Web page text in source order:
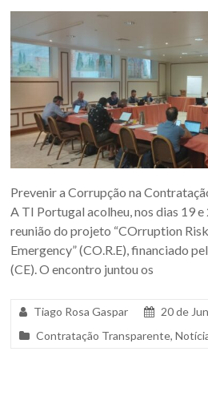
Prevenir a Corrupção na
A TI Portugal acolheu, nos dias 19 e
reunião do projeto “COrruption
Emergency” (CO.R.E), financiado
(CE). O encontro juntou os
Tiago Rosa Gaspar
20 de
Contratação Transparente,